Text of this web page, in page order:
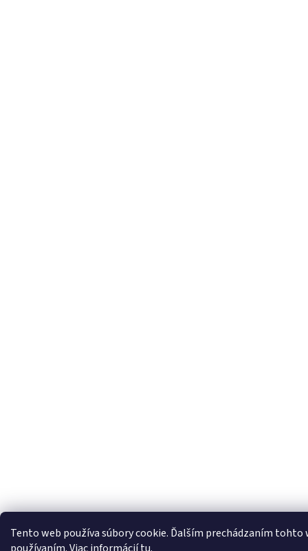
Tento web používa súbory cookie. Ďalším prechádzaním tohto